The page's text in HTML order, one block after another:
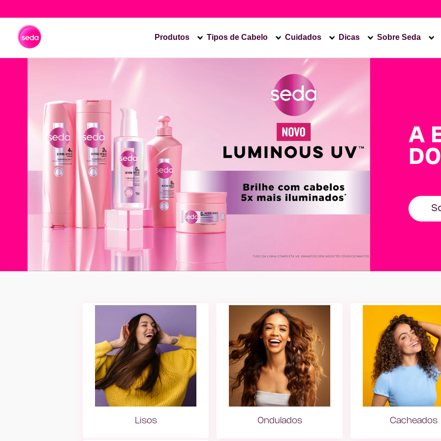
Produtos Tipos de Cabelo Cuidados Dicas Sobre Seda
A
Lisos Ondulados Cacheados